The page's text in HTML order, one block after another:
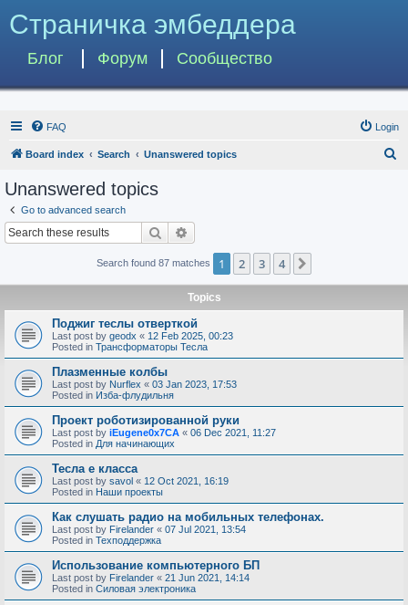
Страничка эмбеддера
Блог Форум Сообщество
FAQ Login
Board index Search Unanswered topics
Unanswered topics
Go to advanced search
Search
Search found 87 matches 1 2 3 4
Topics
Поджиг теслы отверткой
Last post by geodx « 12 Feb 2025, 00:23
Posted in Трансформаторы Тесла
Плазменные колбы
Last post by Nurflex « 03 Jan 2023, 17:53
Posted in Изба-флудильня
Проект роботизированной руки
Last post by iEugene0x7CA « 06 Dec 2021, 11:27
Posted in Для начинающих
Тесла е класса
Last post by savol « 12 Oct 2021, 16:19
Posted in Наши проекты
Как слушать радио на мобильных телефонах.
Last post by Firelander « 07 Jul 2021, 13:54
Posted in Техподдержка
Использование компьютерного БП
Last post by Firelander « 21 Jun 2021, 14:14
Posted in Силовая электроника